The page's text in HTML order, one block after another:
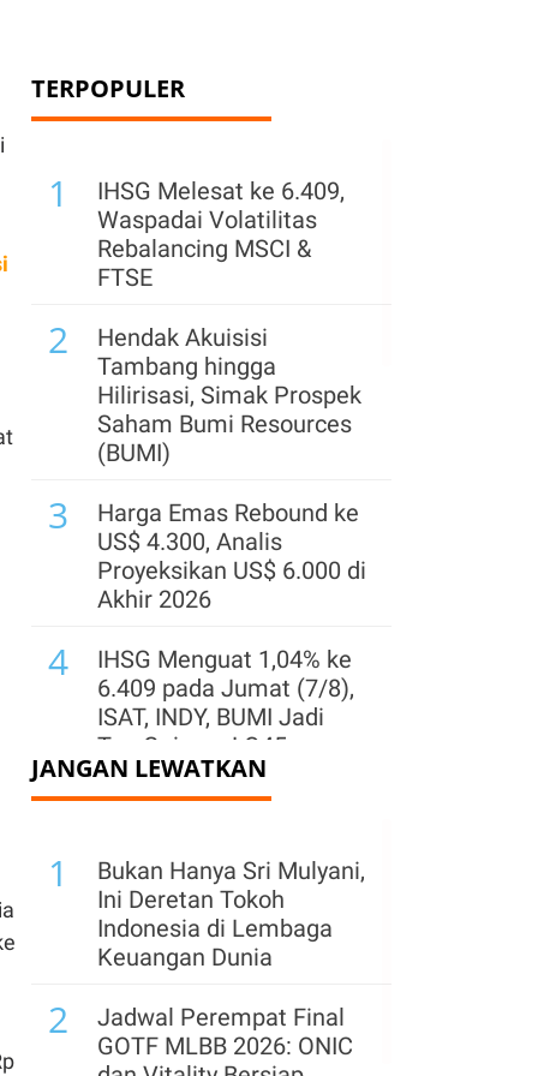
TERPOPULER
1
IHSG Melesat ke 6.409,
Waspadai Volatilitas
Rebalancing MSCI &
FTSE
2
Hendak Akuisisi
Tambang hingga
Hilirisasi, Simak Prospek
Saham Bumi Resources
(BUMI)
3
Harga Emas Rebound ke
US$ 4.300, Analis
Proyeksikan US$ 6.000 di
Akhir 2026
4
IHSG Menguat 1,04% ke
6.409 pada Jumat (7/8),
ISAT, INDY, BUMI Jadi
Top Gainers LQ45
5
Wijaya Karya (WIKA)
Rencana Kemenkeu
Ambil Alih Saham
Whoosh
Usai Suspensi Dicabut
BEI, Saham COAL
Melesat 8,7% Meski
Masih Merugi
JANGAN LEWATKAN
1
Bukan Hanya Sri Mulyani,
Ini Deretan Tokoh
Indonesia di Lembaga
Keuangan Dunia
2
Jadwal Perempat Final
GOTF MLBB 2026: ONIC